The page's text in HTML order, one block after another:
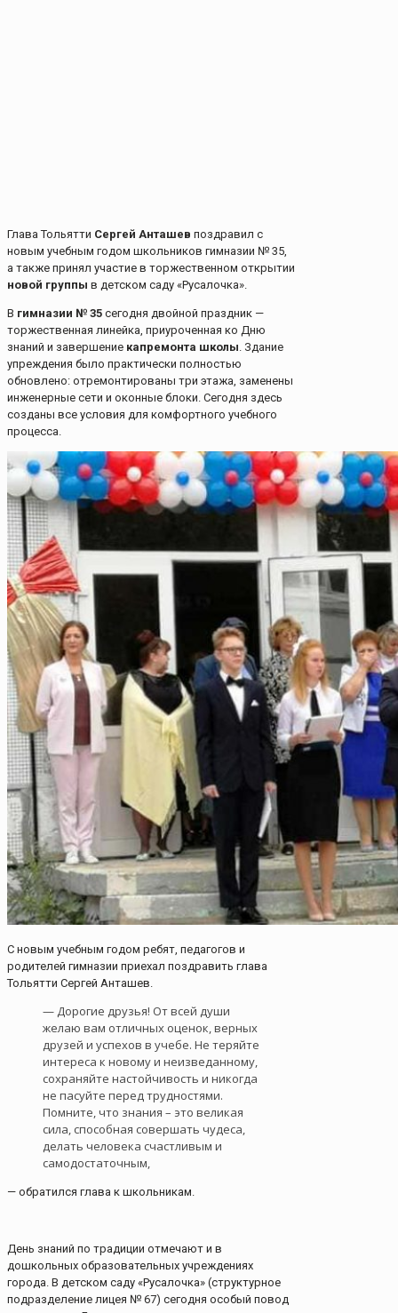
Глава Тольятти Сергей Анташев поздравил с
новым учебным годом школьников гимназии № 35,
а также принял участие в торжественном открытии
новой группы в детском саду «Русалочка».
В гимназии № 35 сегодня двойной праздник —
торжественная линейка, приуроченная ко Дню
знаний и завершение капремонта школы. Здание
упреждения было практически полностью
обновлено: отремонтированы три этажа, заменены
инженерные сети и оконные блоки. Сегодня здесь
созданы все условия для комфортного учебного
процесса.
С новым учебным годом ребят, педагогов и
родителей гимназии приехал поздравить глава
Тольятти Сергей Анташев.
— Дорогие друзья! От всей души
желаю вам отличных оценок, верных
друзей и успехов в учебе. Не теряйте
интереса к новому и неизведанному,
сохраняйте настойчивость и никогда
не пасуйте перед трудностями.
Помните, что знания – это великая
сила, способная совершать чудеса,
делать человека счастливым и
самодостаточным,
— обратился глава к школьникам.
День знаний по традиции отмечают и в
дошкольных образовательных учреждениях
города. В детском саду «Русалочка» (структурное
подразделение лицея № 67) сегодня особый повод